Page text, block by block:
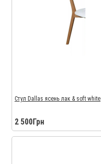
Стул Dallas ясень лак & soft white
2 500Грн